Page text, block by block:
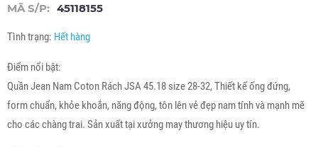
MÃ S/P: 45118155
Tình trạng: Hết hàng
Điểm nổi bật:
Quần Jean Nam Coton Rách JSA 45.18 size 28-32, Thiết kế ống đứng,
form chuẩn, khỏe khoắn, năng động, tôn lên vẻ đẹp nam tính và mạnh mẽ
cho các chàng trai. Sản xuất tại xưởng may thương hiệu uy tín.